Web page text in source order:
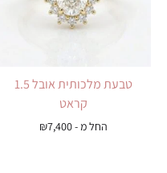
טבעת מלכותית אובל 1.5
קראט
החל מ - ₪7,400